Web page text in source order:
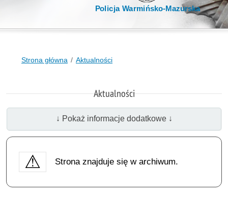
Policja Warmińsko-Mazurska
Strona główna Aktualności
Aktualności
↓ Pokaż informacje dodatkowe ↓
Strona znajduje się w archiwum.